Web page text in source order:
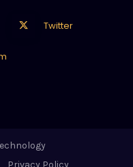
Twitter
Privacy Policy